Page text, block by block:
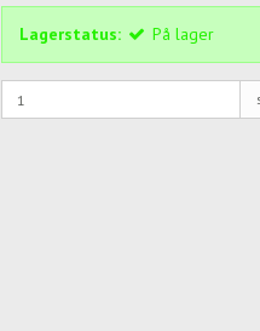
Lagerstatus: På lager